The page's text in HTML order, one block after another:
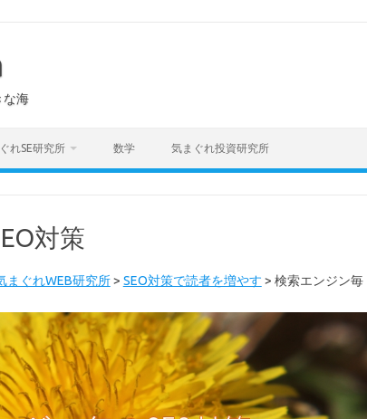
な海
れSE研究所 数学 気まぐれ投資研究所
対策
まぐれWEB研究所> SEO対策で読者を増やす > 検索エンジン毎